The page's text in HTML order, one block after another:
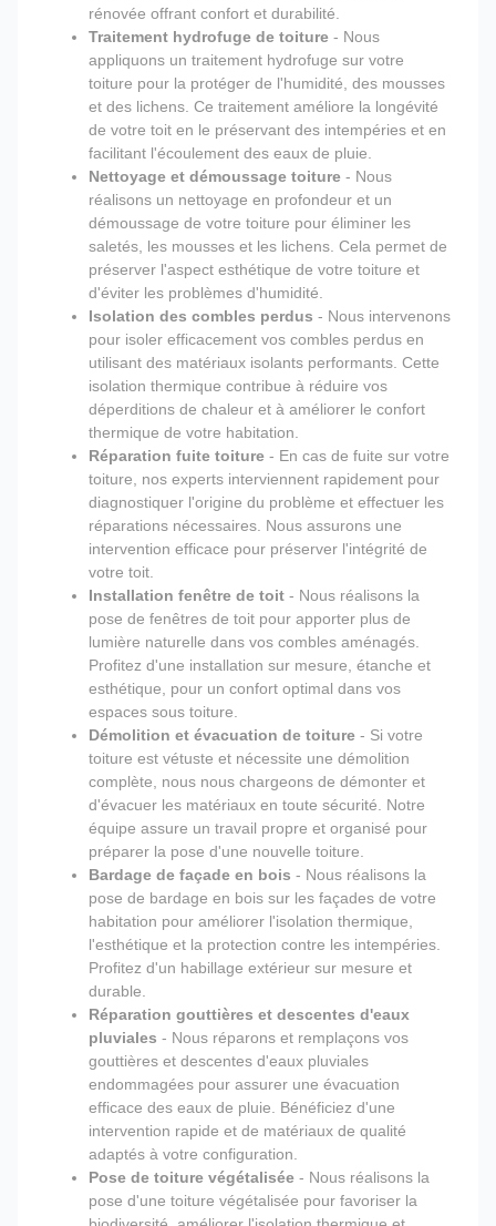
rénovée offrant confort et durabilité.
Traitement hydrofuge de toiture - Nous
appliquons un traitement hydrofuge sur votre
toiture pour la protéger de l'humidité, des mousses
et des lichens. Ce traitement améliore la longévité
de votre toit en le préservant des intempéries et en
facilitant l'écoulement des eaux de pluie.
Nettoyage et démoussage toiture - Nous
réalisons un nettoyage en profondeur et un
démoussage de votre toiture pour éliminer les
saletés, les mousses et les lichens. Cela permet de
préserver l'aspect esthétique de votre toiture et
d'éviter les problèmes d'humidité.
Isolation des combles perdus - Nous intervenons
pour isoler efficacement vos combles perdus en
utilisant des matériaux isolants performants. Cette
isolation thermique contribue à réduire vos
déperditions de chaleur et à améliorer le confort
thermique de votre habitation.
Réparation fuite toiture - En cas de fuite sur votre
toiture, nos experts interviennent rapidement pour
diagnostiquer l'origine du problème et effectuer les
réparations nécessaires. Nous assurons une
intervention efficace pour préserver l'intégrité de
votre toit.
Installation fenêtre de toit - Nous réalisons la
pose de fenêtres de toit pour apporter plus de
lumière naturelle dans vos combles aménagés.
Profitez d'une installation sur mesure, étanche et
esthétique, pour un confort optimal dans vos
espaces sous toiture.
Démolition et évacuation de toiture - Si votre
toiture est vétuste et nécessite une démolition
complète, nous nous chargeons de démonter et
d'évacuer les matériaux en toute sécurité. Notre
équipe assure un travail propre et organisé pour
préparer la pose d'une nouvelle toiture.
Bardage de façade en bois - Nous réalisons la
pose de bardage en bois sur les façades de votre
habitation pour améliorer l'isolation thermique,
l'esthétique et la protection contre les intempéries.
Profitez d'un habillage extérieur sur mesure et
durable.
Réparation gouttières et descentes d'eaux
pluviales - Nous réparons et remplaçons vos
gouttières et descentes d'eaux pluviales
endommagées pour assurer une évacuation
efficace des eaux de pluie. Bénéficiez d'une
intervention rapide et de matériaux de qualité
adaptés à votre configuration.
Pose de toiture végétalisée - Nous réalisons la
pose d'une toiture végétalisée pour favoriser la